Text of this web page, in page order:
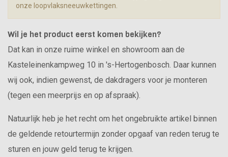
onze loopvlaksneeuwkettingen.
Wil je het product eerst komen bekijken?
Dat kan in onze ruime winkel en showroom aan de
Kasteleinenkampweg 10 in 's-Hertogenbosch. Daar kunnen
wij ook, indien gewenst, de dakdragers voor je monteren
(tegen een meerprijs en op afspraak).
Natuurlijk heb je het recht om het ongebruikte artikel binnen
de geldende retourtermijn zonder opgaaf van reden terug te
sturen en jouw geld terug te krijgen.